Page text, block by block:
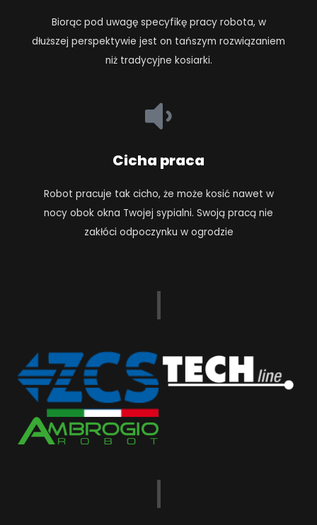
Biorąc pod uwagę specyfikę pracy robota, w
dłuższej perspektywie jest on tańszym rozwiązaniem
niż tradycyjne kosiarki.
Cicha praca
Robot pracuje tak cicho, że może kosić nawet w
nocy obok okna Twojej sypialni. Swoją pracą nie
zakłóci odpoczynku w ogrodzie